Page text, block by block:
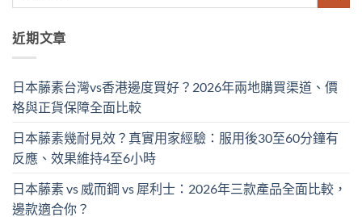
近期文章
日本藤素台灣vs香港邊度買好？2026年兩地購買渠道、價
格與正貨保障全面比較
日本藤素幾耐見效？真實用家經驗：服用後30至60分鐘有
反應、效果維持4至6小時
日本藤素 vs 威而鋼 vs 犀利士：2026年三款產品全面比較，
邊款適合你？